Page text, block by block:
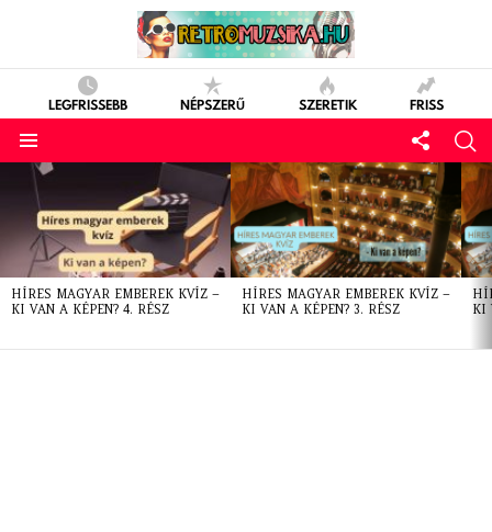
LEGFRISSEBB NÉPSZERŰ SZERETIK FRISS
LATEST
STORIES
HÍRES MAGYAR EMBEREK KVÍZ –
KI VAN A KÉPEN? 4. RÉSZ
HÍRES MAGYAR EMBEREK KVÍZ –
KI VAN A KÉPEN? 3. RÉSZ
KI